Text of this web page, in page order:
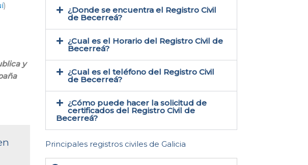
)
y
¿Donde se encuentra el Registro Civil
de Becerreá​?
¿Cual es el Horario del Registro Civil de
Becerreá?
¿Cual es el teléfono del Registro Civil
de Becerreá​?
¿Cómo puede hacer la solicitud de
certificados del Registro Civil de
Becerreá​?
Principales registros civiles de Galicia